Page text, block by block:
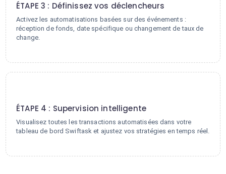
ÉTAPE 3 : Définissez vos déclencheurs
Activez les automatisations basées sur des événements :
réception de fonds, date spécifique ou changement de taux de
change.
ÉTAPE 4 : Supervision intelligente
Visualisez toutes les transactions automatisées dans votre
tableau de bord Swiftask et ajustez vos stratégies en temps réel.